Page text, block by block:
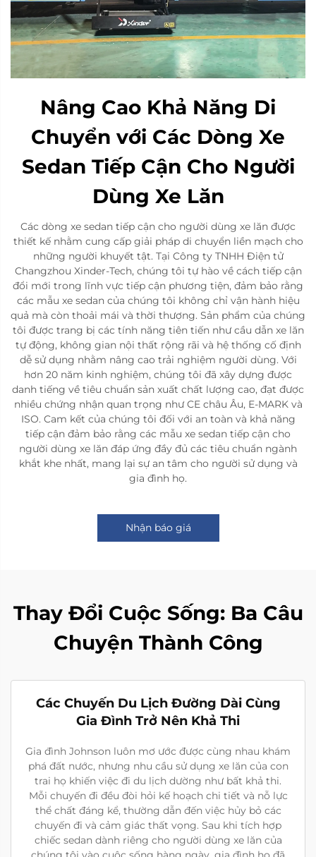
Nâng Cao Khả Năng Di
Chuyển với Các Dòng Xe
Sedan Tiếp Cận Cho Người
Dùng Xe Lăn
Các dòng xe sedan tiếp cận cho người dùng xe lăn được
thiết kế nhằm cung cấp giải pháp di chuyển liền mạch cho
những người khuyết tật. Tại Công ty TNHH Điện tử
Changzhou Xinder-Tech, chúng tôi tự hào về cách tiếp cận
đổi mới trong lĩnh vực tiếp cận phương tiện, đảm bảo rằng
các mẫu xe sedan của chúng tôi không chỉ vận hành hiệu
quả mà còn thoải mái và thời thượng. Sản phẩm của chúng
tôi được trang bị các tính năng tiên tiến như cầu dẫn xe lăn
tự động, không gian nội thất rộng rãi và hệ thống cố định
dễ sử dụng nhằm nâng cao trải nghiệm người dùng. Với
hơn 20 năm kinh nghiệm, chúng tôi đã xây dựng được
danh tiếng về tiêu chuẩn sản xuất chất lượng cao, đạt được
nhiều chứng nhận quan trọng như CE châu Âu, E-MARK và
ISO. Cam kết của chúng tôi đối với an toàn và khả năng
tiếp cận đảm bảo rằng các mẫu xe sedan tiếp cận cho
người dùng xe lăn đáp ứng đầy đủ các tiêu chuẩn ngành
khắt khe nhất, mang lại sự an tâm cho người sử dụng và
gia đình họ.
Nhận báo giá
Thay Đổi Cuộc Sống: Ba Câu
Chuyện Thành Công
Các Chuyến Du Lịch Đường Dài Cùng
Gia Đình Trở Nên Khả Thi
Gia đình Johnson luôn mơ ước được cùng nhau khám
phá đất nước, nhưng nhu cầu sử dụng xe lăn của con
trai họ khiến việc đi du lịch dường như bất khả thi.
Mỗi chuyến đi đều đòi hỏi kế hoạch chi tiết và nỗ lực
thể chất đáng kể, thường dẫn đến việc hủy bỏ các
chuyến đi và cảm giác thất vọng. Sau khi tích hợp
chiếc sedan dành riêng cho người dùng xe lăn của